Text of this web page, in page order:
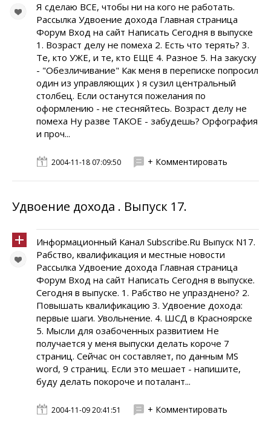
Я сделаю ВСЕ, чтобы ни на кого не работать.
Рассылка Удвоение дохода Главная страница
Форум Вход на сайт Написать Сегодня в выпуске
1. Возраст делу не помеха 2. Есть что терять? 3.
Те, кто УЖЕ, и те, кто ЕЩЕ 4. Разное 5. На закуску
- "Обезличивание" Как меня в переписке попросил
один из управляющих ) я сузил центральный
столбец. Если останутся пожелания по
оформлению - не стесняйтесь. Возраст делу не
помеха Ну разве ТАКОЕ - забудешь? Орфография
и проч...
2004-11-18 07:09:50 + Комментировать
Удвоение дохода . Выпуск 17.
Информационный Канал Subscribe.Ru Выпуск N17.
Рабство, квалификация и местные новости
Рассылка Удвоение дохода Главная страница
Форум Вход на сайт Написать Сегодня в выпуске.
Сегодня в выпуске. 1. Рабство не упразднено? 2.
Повышать квалификацию 3. Удвоение дохода:
первые шаги. Увольнение. 4. ШСД в Красноярске
5. Мысли для озабоченных развитием Не
получается у меня выпуски делать короче 7
страниц. Сейчас он составляет, по данным MS
word, 9 страниц. Если это мешает - напишите,
буду делать покороче и поталант...
2004-11-09 20:41:51 + Комментировать